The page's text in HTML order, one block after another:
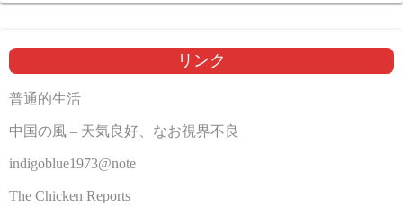
リンク
普通的生活
中国の風 – 天気良好、なお視界不良
indigoblue1973@note
The Chicken Reports